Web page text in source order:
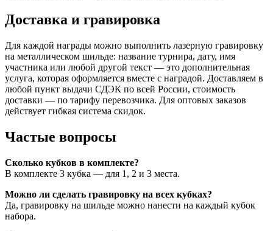
Доставка и гравировка
Для каждой награды можно выполнить лазерную гравировку
на металлическом шильде: название турнира, дату, имя
участника или любой другой текст — это дополнительная
услуга, которая оформляется вместе с наградой. Доставляем в
любой пункт выдачи СДЭК по всей России, стоимость
доставки — по тарифу перевозчика. Для оптовых заказов
действует гибкая система скидок.
Частые вопросы
Сколько кубков в комплекте?
В комплекте 3 кубка — для 1, 2 и 3 места.
Можно ли сделать гравировку на всех кубках?
Да, гравировку на шильде можно нанести на каждый кубок
набора.